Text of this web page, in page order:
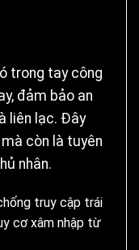
trong tay công
đảm bảo an
liên lạc. Đây
còn là tuyên
nhân.
truy cập trái
cơ xâm nhập từ